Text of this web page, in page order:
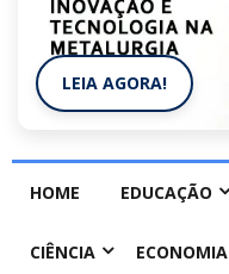
LEIA AGORA!
HOME EDUCAÇÃO
CIÊNCIA ECONOMIA